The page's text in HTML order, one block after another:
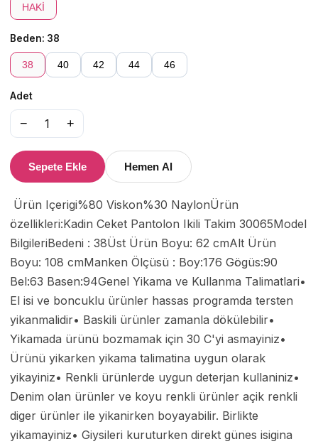
HAKİ
Beden: 38
38 40 42 44 46
Adet
− 1 +
Sepete Ekle Hemen Al
özellikleri:Kadin Ceket Pantolon Ikili Takim 30065Model
BilgileriBedeni : 38Üst Ürün Boyu: 62 cmAlt Ürün
Boyu: 108 cmManken Ölçüsü : Boy:176 Gögüs:90
Bel:63 Basen:94Genel Yikama ve Kullanma Talimatlari•
El isi ve boncuklu ürünler hassas programda tersten
yikanmalidir• Baskili ürünler zamanla dökülebilir•
Yikamada ürünü bozmamak için 30 C'yi asmayiniz•
Ürünü yikarken yikama talimatina uygun olarak
yikayiniz• Renkli ürünlerde uygun deterjan kullaniniz•
Denim olan ürünler ve koyu renkli ürünler açik renkli
diger ürünler ile yikanirken boyayabilir. Birlikte
yikamayiniz• Giysileri kuruturken direkt günes isigina